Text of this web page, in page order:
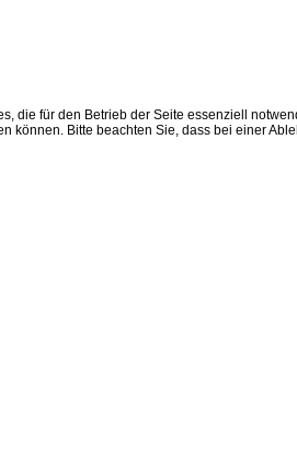
die für den Betrieb der Seite essenziell
können. Bitte beachten Sie, dass bei einer